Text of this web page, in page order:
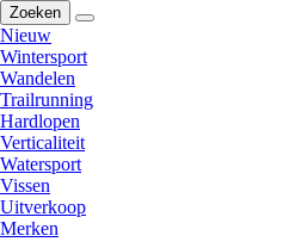
Zoeken
Nieuw
Wintersport
Wandelen
Trailrunning
Hardlopen
Verticaliteit
Watersport
Vissen
Uitverkoop
Merken